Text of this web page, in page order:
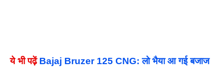
ये भी पढ़ें Bajaj Bruzer 125 CNG: लो भैया आ गई बजाज